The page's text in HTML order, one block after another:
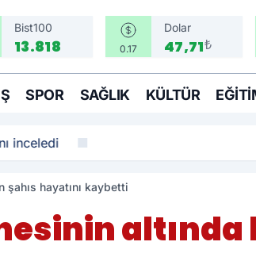
Bist100
13.818 0.17
Dolar
47,71₺
SPOR SAĞLIK KÜLTÜR
inceledi
hayatını kaybetti
altında